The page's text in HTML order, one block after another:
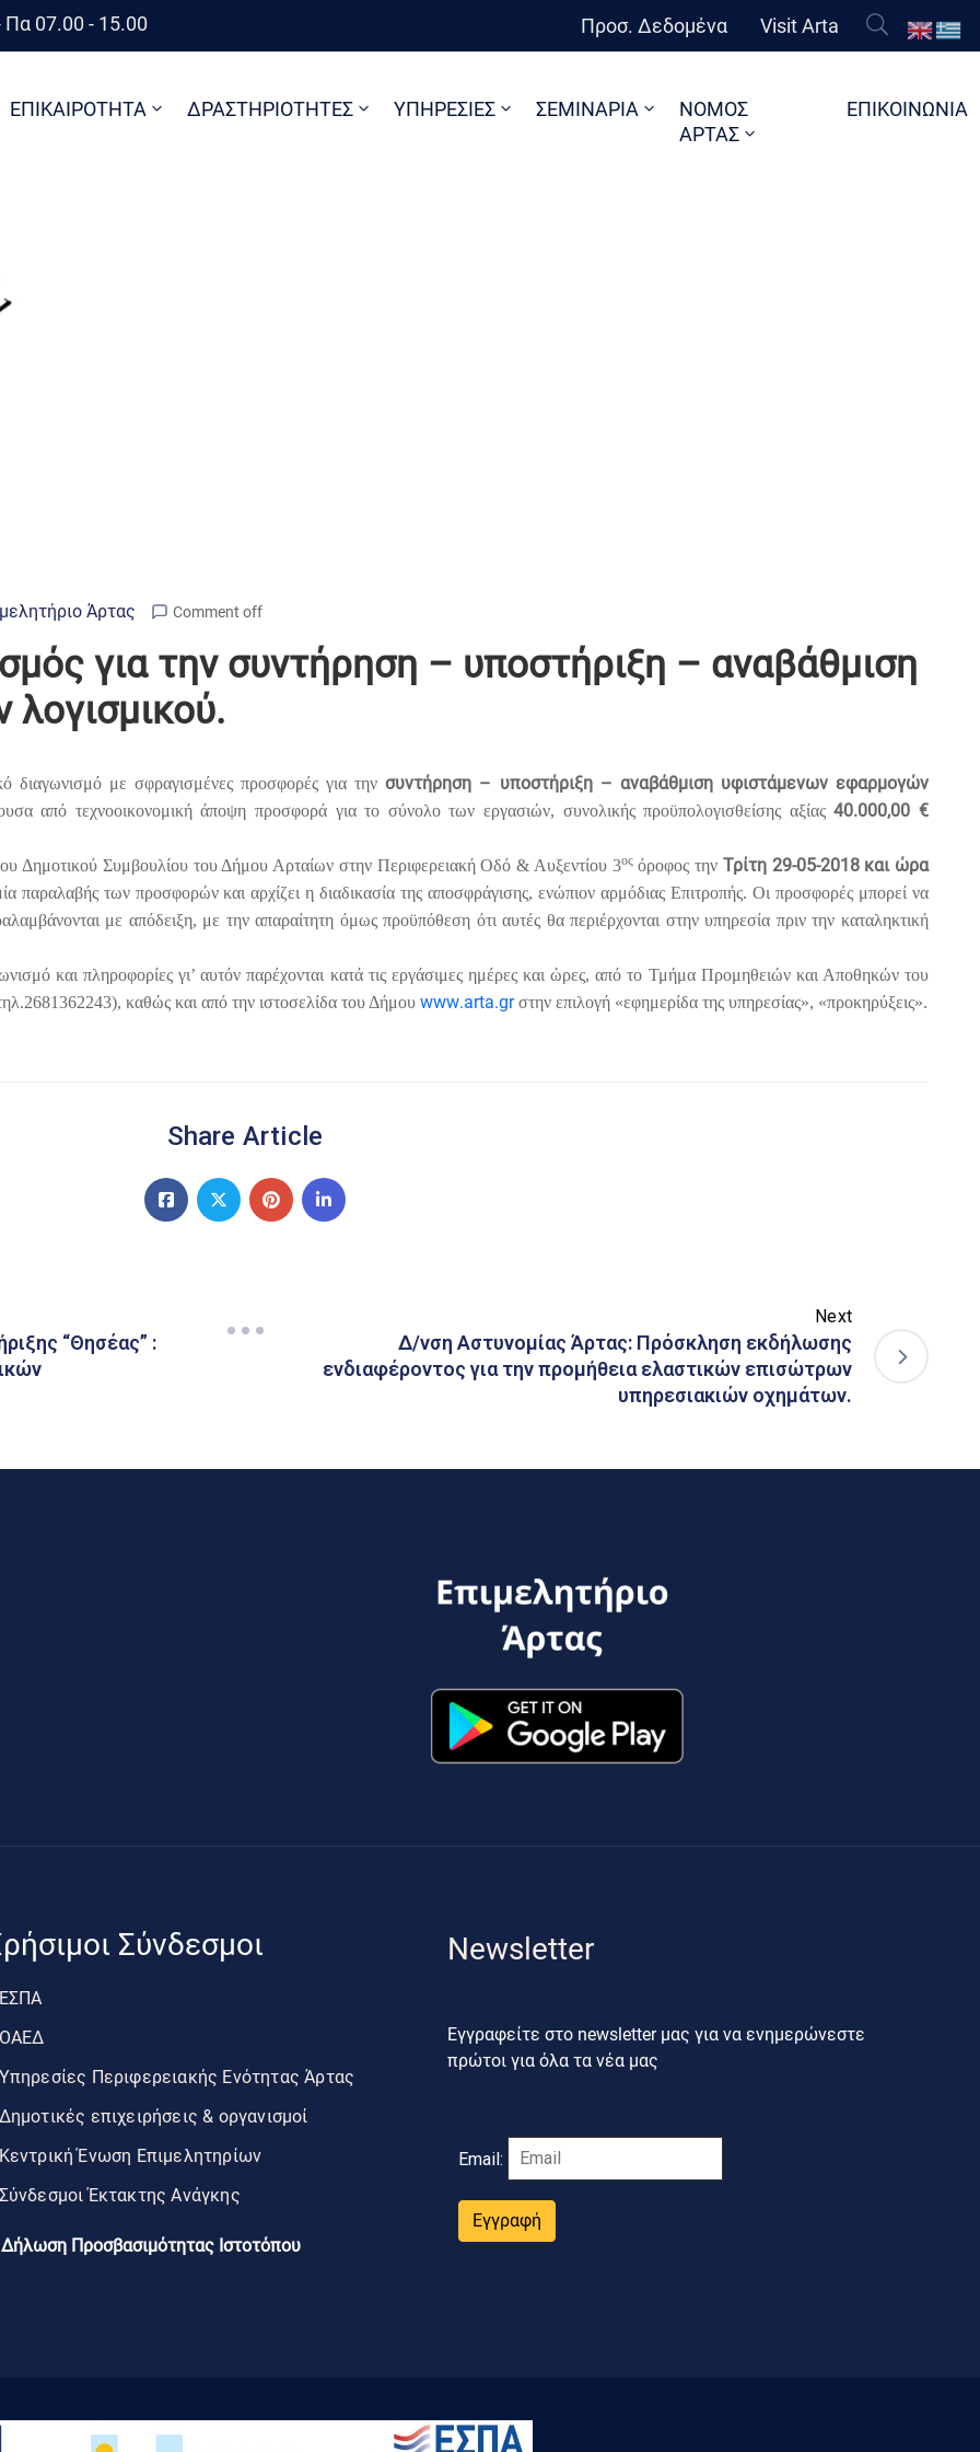
Πα 07.00 - 15.00 Προσ. Δεδομένα Visit Arta
ΕΠΙΚΑΙΡΟΤΗΤΑ ΔΡΑΣΤΗΡΙΟΤΗΤΕΣ ΥΠΗΡΕΣΙΕΣ ΣΕΜΙΝΑΡΙΑ
ΝΟΜΟΣ
ΑΡΤΑΣ
ΕΠΙΚΟΙΝΩΝΙΑ
Άρτας Comment off
για την συντήρηση – υποστήριξη – αναβάθμιση
διαγωνισμό με σφραγισμένες προσφορές για τηνσυντήρηση – υποστήριξη – αναβάθμιση υφιστάμενων εφαρμογών
από τεχνοοικονομική άποψη προσφορά για το σύνολο των εργασιών, συνολικής προϋπολογισθείσης αξίας40.000,00 €
Δημοτικού Συμβουλίου του Δήμου Αρταίων στην Περιφερειακή Οδό & Αυξεντίου 3οςόροφος την Τρίτη 29-05-2018 και ώρα
παραλαβής των προσφορών και αρχίζει η διαδικασία της αποσφράγισης, ενώπιον αρμόδιας Επιτροπής. Οι προσφορές μπορεί να
με απόδειξη, με την απαραίτητη όμως προϋπόθεση ότι αυτές θα περιέρχονται στην υπηρεσία πριν την καταληκτική
και πληροφορίες γι’ αυτόν παρέχονται κατά τις εργάσιμες ημέρες και ώρες, από το Τμήμα Προμηθειών και Αποθηκών του
καθώς και από την ιστοσελίδα του Δήμου www.arta.grστην επιλογή «εφημερίδα της υπηρεσίας», «προκηρύξεις».
Share Article
“Θησέας” :
Next
Δ/νση Αστυνομίας Άρτας: Πρόσκληση εκδήλωσης
ενδιαφέροντος για την προμήθεια ελαστικών επισώτρων
υπηρεσιακιών οχημάτων.
Σύνδεσμοι
Περιφερειακής Ενότητας Άρτας
επιχειρήσεις & οργανισμοί
Ένωση Επιμελητηρίων
Έκτακτης Ανάγκης
Δήλωση Προσβασιμότητας Ιστοτόπου
Newsletter
Εγγραφείτε στο newsletter μας για να ενημερώνεστε
πρώτοι για όλα τα νέα μας
Email:
Εγγραφή